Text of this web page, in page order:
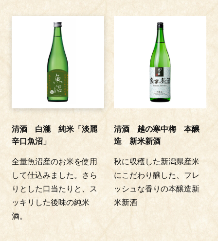
清酒 白瀧 純米「淡麗
辛口魚沼」
全量魚沼産のお米を使用
して仕込みました。さら
りとした口当たりと、ス
ッキリした後味の純米
酒。
清酒 越の寒中梅 本醸
造 新米新酒
秋に収穫した新潟県産米
にこだわり醸した、フレ
ッシュな香りの本醸造新
米新酒